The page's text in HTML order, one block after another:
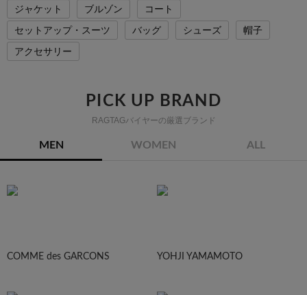
ジャケット
ブルゾン
コート
セットアップ・スーツ
バッグ シューズ
帽子
アクセサリー
PICK UP BRAND
RAGTAGバイヤーの厳選ブランド
MEN WOMEN ALL
COMME des GARCONS YOHJI YAMAMOTO